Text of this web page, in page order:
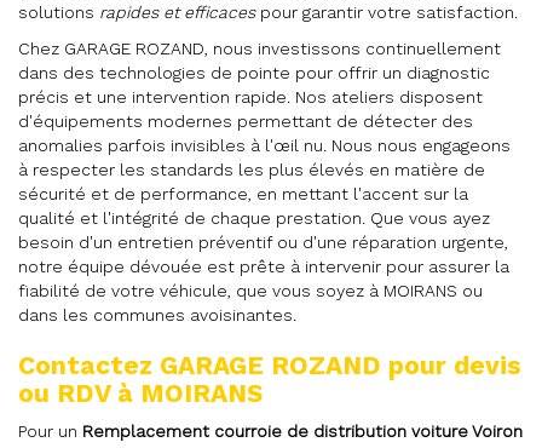
solutions rapides et efficacespour garantir votre satisfaction.
Chez GARAGE ROZAND, nous investissons continuellement
dans des technologies de pointe pour offrir un diagnostic
précis et une intervention rapide. Nos ateliers disposent
d'équipements modernes permettant de détecter des
anomalies parfois invisibles à l'œil nu. Nous nous engageons
à respecter les standards les plus élevés en matière de
sécurité et de performance, en mettant l'accent sur la
qualité et l'intégrité de chaque prestation. Que vous ayez
besoin d'un entretien préventif ou d'une réparation urgente,
notre équipe dévouée est prête à intervenir pour assurer la
fiabilité de votre véhicule, que vous soyez à MOIRANS ou
dans les communes avoisinantes.
Contactez GARAGE ROZAND pour devis
ou RDV à MOIRANS
Pour un Remplacement courroie de distribution voiture Voiron